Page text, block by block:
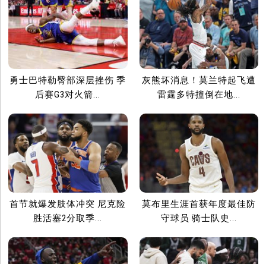
勇士巴特勒臀部深层挫伤 季
后赛G3对火箭...
灰熊坏消息！莫兰特起飞遭
雷霆多特撞倒在地...
首节就爆发肢体冲突 尼克险
胜活塞2分取季...
莫布里生涯首获年度最佳防
守球员 骑士队史...